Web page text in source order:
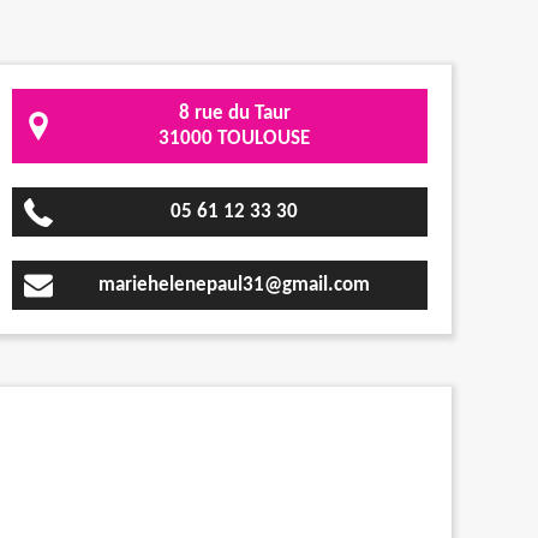
8 rue du Taur
31000 TOULOUSE
05 61 12 33 30
mariehelenepaul31@gmail.com